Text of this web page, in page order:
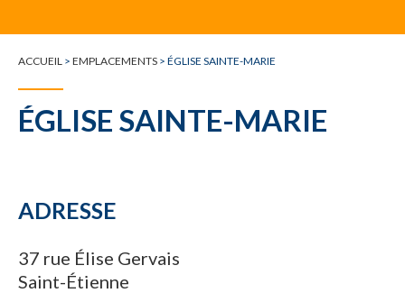
ACCUEIL > EMPLACEMENTS > ÉGLISE SAINTE-MARIE
ÉGLISE SAINTE-MARIE
ADRESSE
37 rue Élise Gervais
Saint-Étienne